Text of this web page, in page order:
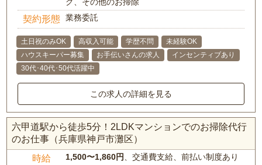
契約形態 業務委託
土日祝のみOK 高収入可能 学歴不問
未経験OK
ハウスキーパー募集
お手伝いさんの求人
インセンティブあり
30代･40代･50代活躍中
この求人の詳細を見る
六甲道駅から徒歩5分！2LDKマンションでのお掃除代行
のお仕事（兵庫県神戸市灘区）
時給 1,500〜1,860円 、交通費支給、前払い制度あり